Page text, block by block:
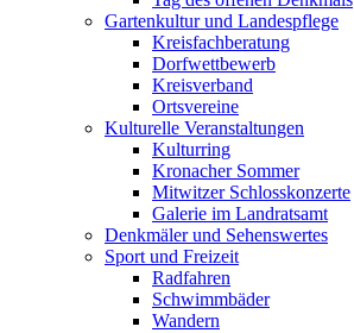
Gartenkultur und Landespflege
Kreisfachberatung
Dorfwettbewerb
Kreisverband
Ortsvereine
Kulturelle Veranstaltungen
Kulturring
Kronacher Sommer
Mitwitzer Schlosskonzerte
Galerie im Landratsamt
Denkmäler und Sehenswertes
Sport und Freizeit
Radfahren
Schwimmbäder
Wandern